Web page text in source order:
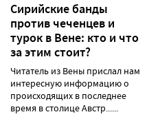
Сирийские банды
против чеченцев и
турок в Вене: кто и что
за этим стоит?
Читатель из Вены прислал нам
интересную информацию о
происходящих в последнее
время в столице Австр......